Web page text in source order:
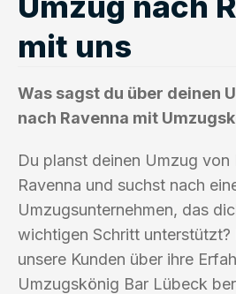
mit uns
Was sagst du über deinen
nach Ravenna mit
Du planst deinen Umzug von
Ravenna und suchst nach
Umzugsunternehmen, das
wichtigen Schritt unterstützt?
unsere Kunden über ihre
Umzugskönig Bar Lübeck